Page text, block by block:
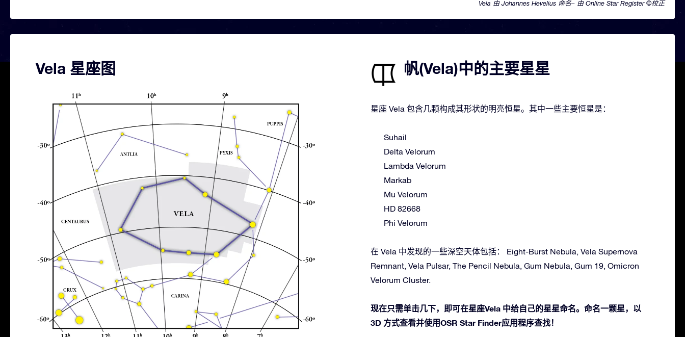
Vela 由 Johannes Hevelius 命名– 由 Online Star Register ©校正
Vela 星座图 帆(Vela)中的主要星星
星座 Vela 包含几颗构成其形状的明亮恒星。其中一些主要恒星是：
Suhail
Delta Velorum
Lambda Velorum
Markab
Mu Velorum
HD 82668
Phi Velorum
在 Vela 中发现的一些深空天体包括： Eight-Burst Nebula, Vela Supernova
Remnant, Vela Pulsar, The Pencil Nebula, Gum Nebula, Gum 19, Omicron
Velorum Cluster.
现在只需单击几下，即可在星座Vela 中给自己的星星命名。命名一颗星，以
3D 方式查看并使用OSR Star Finder应用程序查找！